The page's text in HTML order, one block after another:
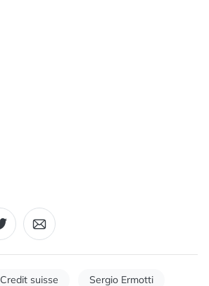
Credit suisse Sergio Ermotti